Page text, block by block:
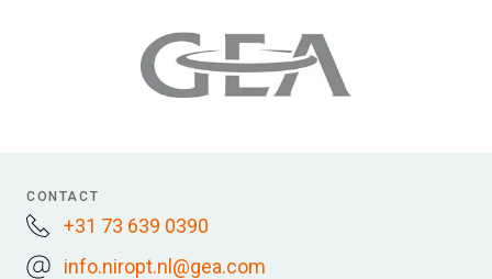
CONTACT
+31 73 639 0390
info.niropt.nl@gea.com